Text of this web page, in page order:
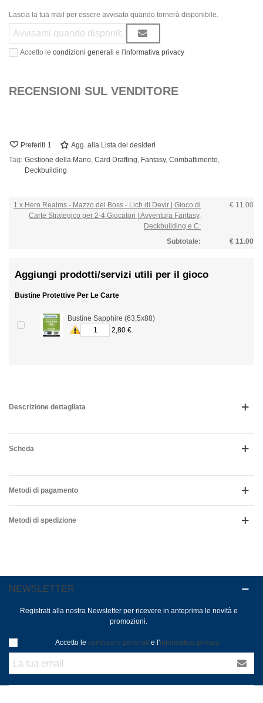
Lascia la tua mail per essere avvisato quando tornerà disponibile.
Accetto le condizioni generali e l'informativa privacy
RECENSIONI SUL VENDITORE
Preferiti 1
Agg. alla Lista dei desideri
Tag: Gestione della Mano, Card Drafting, Fantasy, Combattimento,
Deckbuilding
1 x Hero Realms - Mazzo del Boss - Lich di Devir | Gioco di
Carte Strategico per 2-4 Giocatori | Avventura Fantasy,
Deckbuilding e C:
€ 11.00
Subtotale: € 11.00
Aggiungi prodotti/servizi utili per il gioco
Bustine Protettive Per Le Carte
Bustine Sapphire (63,5x88)
2,80 €
Descrizione dettagliata
Scheda
Metodi di pagamento
Metodi di spedizione
NEWSLETTER
Registrati alla nostra Newsletter per ricevere in anteprima le novità e
promozioni.
Accetto le condizioni generali e l'informativa privacy